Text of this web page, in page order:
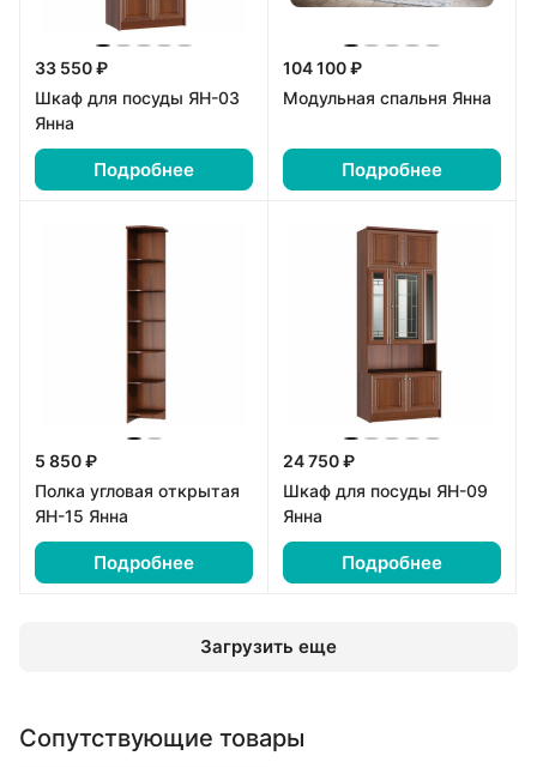
33 550 ₽
Шкаф для посуды ЯН-03
Янна
Подробнее
104 100 ₽
Модульная спальня Янна
Подробнее
5 850 ₽
Полка угловая открытая
ЯН-15 Янна
Подробнее
24 750 ₽
Шкаф для посуды ЯН-09
Янна
Подробнее
Загрузить еще
Сопутствующие товары